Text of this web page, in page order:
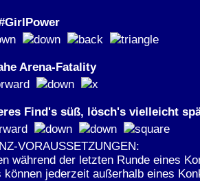
Arena-Fatality
Find's süß, lösch's vielleicht
VORAUSSETZUNGEN:
während der letzten Runde eines
können jederzeit außerhalb eines